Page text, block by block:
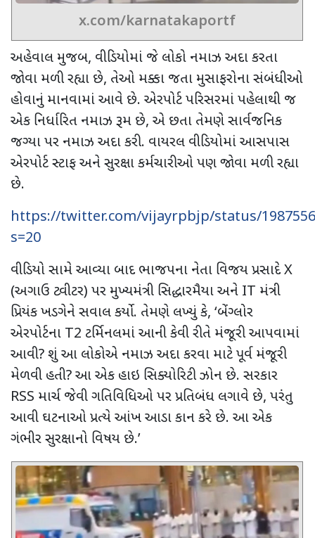
x.com/karnatakaportf
અહેવાલ મુજબ, વીડિયોમાં જે લોકો નમાઝ અદા કરતા
જોવા મળી રહ્યા છે, તેઓ મક્કા જતા મુસાફરોના સંબંધીઓ
હોવાનું માનવામાં આવે છે. એરપોર્ટ પરિસરમાં પહેલાથી જ
એક નિર્ધારિત નમાઝ રૂમ છે, એ છતા તેમણે સાર્વજનિક
જગ્યા પર નમાઝ અદા કરી. વાયરલ વીડિયોમાં આસપાસ
એરપોર્ટ સ્ટાફ અને સુરક્ષા કર્મચારીઓ પણ જોવા મળી રહ્યા
છે.
https://twitter.com/vijayrpbjp/status/
s=20
વીડિયો સામે આવ્યા બાદ ભાજપના નેતા વિજય પ્રસાદેX
(અગાઉ ટ્વીટર) પર મુખ્યમંત્રી સિદ્ધારમૈયા અને IT મંત્રી
પ્રિયંક ખડગેને સવાલ કર્યો. તેમણે લખ્યું કે, ‘બેંગ્લોર
એરપોર્ટના T2 ટર્મિનલમાં આની કેવી રીતે મંજૂરી આપવામાં
આવી?શું આ લોકોએ નમાઝ અદા કરવા માટે પૂર્વ મંજૂરી
મેળવી હતી?આ એક હાઇ સિક્યોરિટી ઝોન છે. સરકાર
RSS માર્ચ જેવી ગતિવિધિઓ પર પ્રતિબંધ લગાવે છે, પરંતુ
આવી ઘટનાઓ પ્રત્યે આંખ આડા કાન કરે છે. આ એક
ગંભીર સુરક્ષાનો વિષય છે.’